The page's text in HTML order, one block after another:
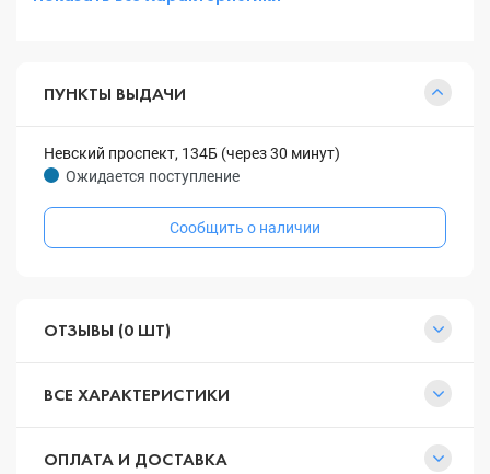
ПУНКТЫ ВЫДАЧИ
Невский проспект, 134Б (через 30 минут)
Ожидается поступление
Сообщить о наличии
ОТЗЫВЫ (0 ШТ)
ВСЕ ХАРАКТЕРИСТИКИ
ОПЛАТА И ДОСТАВКА